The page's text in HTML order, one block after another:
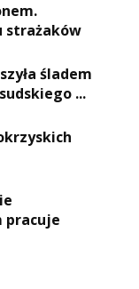
strażaków
śladem
...
pracuje